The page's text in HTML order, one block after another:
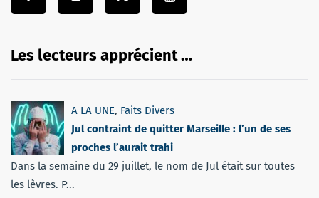
Les lecteurs apprécient …
A LA UNE, Faits Divers
Jul contraint de quitter Marseille : l’un de ses
proches l’aurait trahi
Dans la semaine du 29 juillet, le nom de Jul était sur toutes
les lèvres. P...